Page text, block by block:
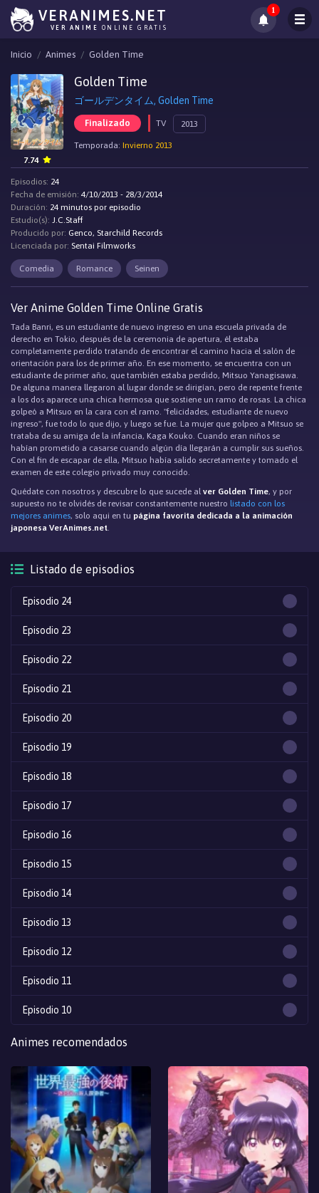
VERANIMES.NET
VER ANIME ONLINE GRATIS
1
Inicio Animes Golden Time
Golden Time
ゴールデンタイム, Golden Time
Finalizado TV 2013
Temporada: Invierno 2013
7.74
Episodios: 24
Fecha de emisión: 4/10/2013 - 28/3/2014
Duración: 24 minutos por episodio
Estudio(s): J.C.Staff
Producido por: Genco, Starchild Records
Licenciada por: Sentai Filmworks
Comedia Romance Seinen
Ver Anime Golden Time Online Gratis
Tada Banri, es un estudiante de nuevo ingreso en una escuela privada de
derecho en Tokio, después de la ceremonia de apertura, él estaba
completamente perdido tratando de encontrar el camino hacia el salón de
orientación para los de primer año. En ese momento, se encuentra con un
estudiante de primer año, que también estaba perdido, Mitsuo Yanagisawa.
De alguna manera llegaron al lugar donde se dirigían, pero de repente frente
a los dos aparece una chica hermosa que sostiene un ramo de rosas. La chica
golpeó a Mitsuo en la cara con el ramo. "felicidades, estudiante de nuevo
ingreso", fue todo lo que dijo, y luego se fue. La mujer que golpeo a Mitsuo se
trataba de su amiga de la infancia, Kaga Kouko. Cuando eran niños se
habían prometido a casarse cuando algún día llegarán a cumplir sus sueños.
Con el fin de escapar de ella, Mitsuo había salido secretamente y tomado el
examen de este colegio privado muy conocido.
Quédate con nosotros y descubre lo que sucede al ver Golden Time, y por
supuesto no te olvidés de revisar constantemente nuestro listado con los
mejores animes, solo aqui en tu página favorita dedicada a la animación
japonesa VerAnimes.net
Listado de episodios
Episodio 24
Episodio 23
Episodio 22
Episodio 21
Episodio 20
Episodio 19
Episodio 18
Episodio 17
Episodio 16
Episodio 15
Episodio 14
Episodio 13
Episodio 12
Episodio 11
Episodio 10
Episodio 9
Episodio 8
Episodio 7
Episodio 6
Episodio 5
Episodio 4
Animes recomendados